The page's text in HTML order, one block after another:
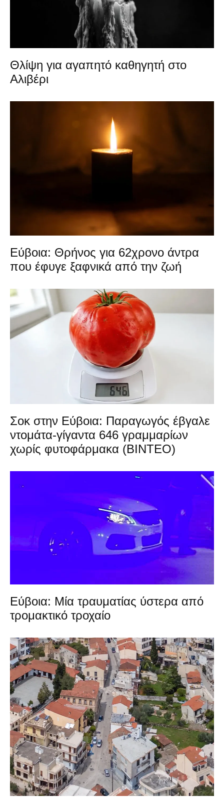
Θλίψη για αγαπητό καθηγητή στο
Αλιβέρι
Εύβοια: Θρήνος για 62χρονο άντρα
που έφυγε ξαφνικά από την ζωή
Σοκ στην Εύβοια: Παραγωγός έβγαλε
ντομάτα-γίγαντα 646 γραμμαρίων
χωρίς φυτοφάρμακα (ΒΙΝΤΕΟ)
Εύβοια: Μία τραυματίας ύστερα από
τρομακτικό τροχαίο